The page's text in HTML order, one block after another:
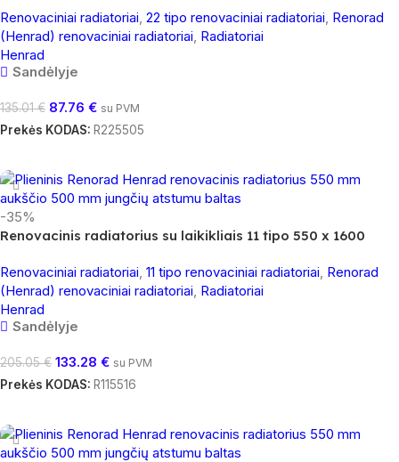
Renovaciniai radiatoriai 22 tipo renovaciniai radiatoriai Renorad
(Henrad) renovaciniai radiatoriai Radiatoriai
Henrad
Sandėlyje
135.01€ 87.76 € su PVM
Prekės KODAS: R225505
-35%
Renovacinis radiatorius su laikikliais 11 tipo 550 x 1600
Renovaciniai radiatoriai, 11 tipo renovaciniai radiatoriai, Renorad
(Henrad) renovaciniai radiatoriai, Radiatoriai
Henrad
Sandėlyje
205.05€ 133.28 € su PVM
Prekės KODAS: R115516